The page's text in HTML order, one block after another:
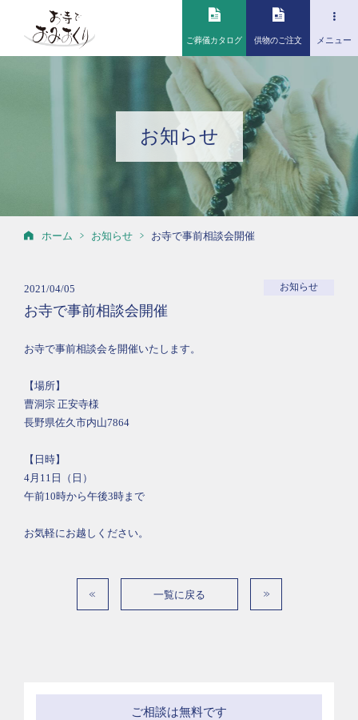
ご葬儀カタログ 供物のご注文 メニュー
お知らせ
ホーム お知らせ お寺で事前相談会開催
2021/04/05 お知らせ
お寺で事前相談会開催
お寺で事前相談会を開催いたします。
【場所】
曹洞宗 正安寺様
長野県佐久市内山7864
【日時】
4月11日（日）
午前10時から午後3時まで
お気軽にお越しください。
一覧に戻る
ご相談は無料です